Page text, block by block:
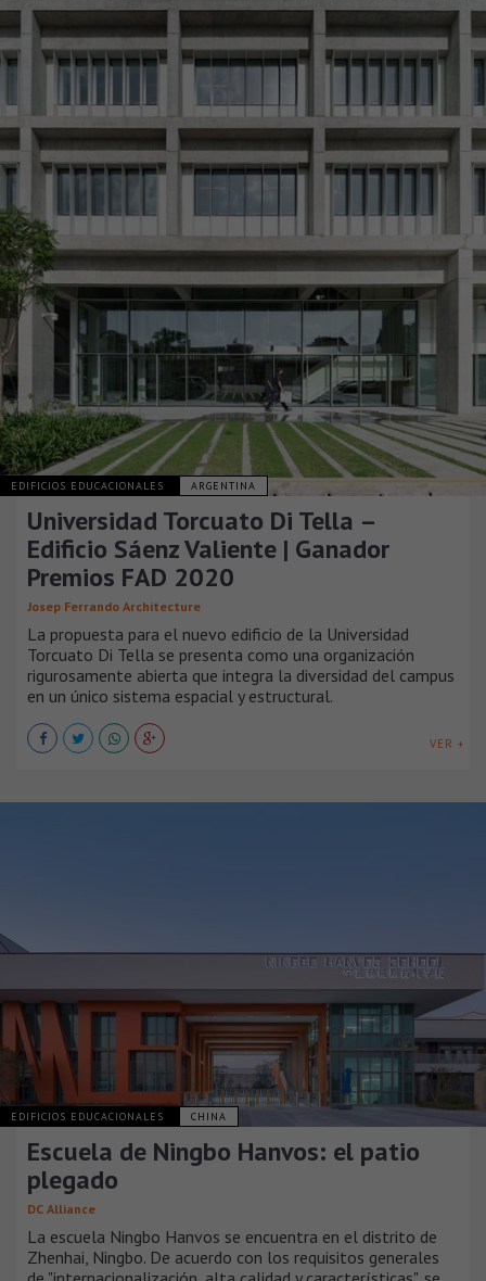
EDIFICIOS EDUCACIONALES ARGENTINA
Universidad Torcuato Di Tella –
Edificio Sáenz Valiente | Ganador
Premios FAD 2020
Josep Ferrando Architecture
La propuesta para el nuevo edificio de la Universidad
Torcuato Di Tella se presenta como una organización
rigurosamente abierta que integra la diversidad del campus
en un único sistema espacial y estructural.
VER +
EDIFICIOS EDUCACIONALES CHINA
Escuela de Ningbo Hanvos: el patio
plegado
DC Alliance
La escuela Ningbo Hanvos se encuentra en el distrito de
Zhenhai, Ningbo. De acuerdo con los requisitos generales